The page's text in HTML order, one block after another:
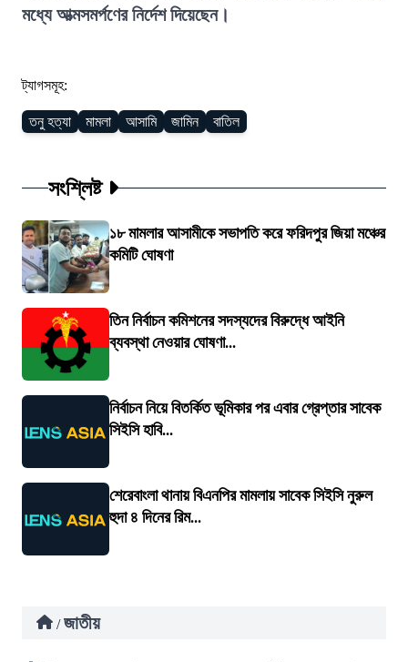
মধ্যে আত্মসমর্পণের নির্দেশ দিয়েছেন।
ট্যাগসমূহ:
তনু হত্যা মামলা আসামি জামিন বাতিল
সংশ্লিষ্ট
১৮ মামলার আসামীকে সভাপতি করে ফরিদপুর জিয়া মঞ্চের
কমিটি ঘোষণা
তিন নির্বাচন কমিশনের সদস্যদের বিরুদ্ধে আইনি
ব্যবস্থা নেওয়ার ঘোষণা...
নির্বাচন নিয়ে বিতর্কিত ভূমিকার পর এবার গ্রেপ্তার সাবেক
সিইসি হাবি...
শেরেবাংলা থানায় বিএনপির মামলায় সাবেক সিইসি নুরুল
হুদা ৪ দিনের রিম...
/ জাতীয়